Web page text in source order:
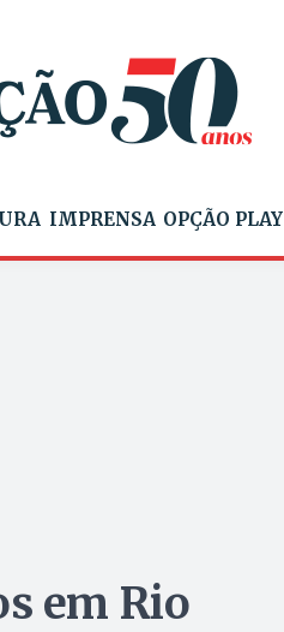
IMPRENSA OPÇÃO PLAY
em Rio